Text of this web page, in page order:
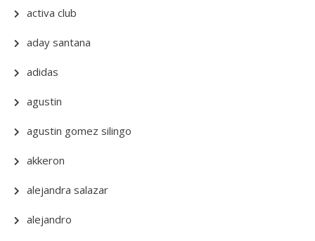
activa club
aday santana
adidas
agustin
agustin gomez silingo
akkeron
alejandra salazar
alejandro